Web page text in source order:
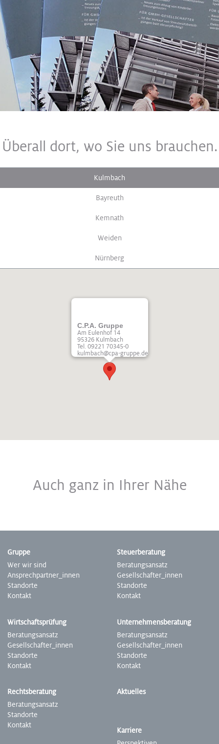
Überall dort, wo Sie uns brauchen.
Kulmbach
Bayreuth
Kemnath
Weiden
Nürnberg
C.P.A. Gruppe
Am Eulenhof 14
95326 Kulmbach
Tel. 09221 70345-0
kulmbach@cpa-gruppe.de
Auch ganz in Ihrer Nähe
Gruppe
Wer wir sind
Ansprech­partner­_innen
Standorte
Kontakt
Steuer­beratung
Beratungs­ansatz
Gesell­schafter­_innen
Stand­orte
Kontakt
Wirtschafts­prüfung
Beratungs­ansatz
Gesell­schafter­_innen
Stand­­­­­­orte
Kontakt
Unter­nehmens­beratung
­­­­Beratungs­ansatz
Gesell­schafter­_innen
Stand­orte
Kontakt
Rechts­beratung
Beratungs­ansatz
Stand­orte
Kontakt
Aktuelles
Karriere